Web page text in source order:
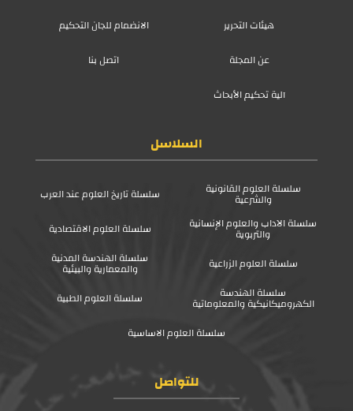
هيئات التحرير
الانضمام للجان التحكيم
عن المجلة
اتصل بنا
آلية تحكيم الأبحاث
السلاسل
سلسلة العلوم القانونية
والشرعية
سلسلة تاريخ العلوم عند العرب
سلسلة الآداب والعلوم الإنسانية
والتربوية
سلسلة العلوم الاقتصادية
سلسلة العلوم الزراعية
سلسلة الهندسة المدنية
والمعمارية والبيئية
سلسلة الهندسة
الكهروميكانيكية والمعلوماتية
سلسلة العلوم الطبية
سلسلة العلوم الاساسية
للتواصل